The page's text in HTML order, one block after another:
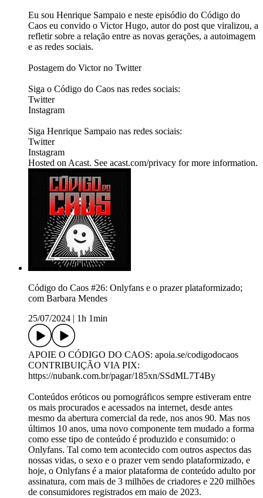
Eu sou Henrique Sampaio e neste episódio do Código do
Caos eu convido o Victor Hugo, autor do post que viralizou, a
refletir sobre a relação entre as novas gerações, a autoimagem
e as redes sociais.
Postagem do Victor no Twitter
Siga o Código do Caos nas redes sociais:
Twitter
Instagram
Siga Henrique Sampaio nas redes sociais:
Twitter
Instagram
Hosted on Acast. See acast.com/privacy for more information.
Código do Caos #26: Onlyfans e o prazer plataformizado;
com Barbara Mendes
25/07/2024
1h 1min
APOIE O CÓDIGO DO CAOS: apoia.se/codigodocaos
CONTRIBUIÇÃO VIA PIX:
https://nubank.com.br/pagar/185xn/SSdML7T4By
Conteúdos eróticos ou pornográficos sempre estiveram entre
os mais procurados e acessados na internet, desde antes
mesmo da abertura comercial da rede, nos anos 90. Mas nos
últimos 10 anos, uma novo componente tem mudado a forma
como esse tipo de conteúdo é produzido e consumido: o
Onlyfans. Tal como tem acontecido com outros aspectos das
nossas vidas, o sexo e o prazer vem sendo plataformizado, e
hoje, o Onlyfans é a maior plataforma de conteúdo adulto por
assinatura, com mais de 3 milhões de criadores e 220 milhões
de consumidores registrados em maio de 2023.